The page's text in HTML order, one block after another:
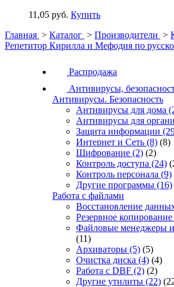
11,05 руб. Купить
Главная > Каталог > Производители >
Репетитор Кирилла и Мефодия по
Распродажа
Антивирусы,
Антивирусы. Безопасность
Антивирусы для дома
Антивирусы для
Защита информации
Интернет и Сеть (8) (8)
Шифрование (2) (2)
Контроль доступа (24)
Контроль персонала (9)
Другие программы (16)
Работа с файлами
Восстановление
Резервное копирование
Файловые менеджеры и
(11)
Архиваторы (5) (5)
Очистка диска (4) (4)
Работа с DBF (2) (2)
Другие утилиты (22)